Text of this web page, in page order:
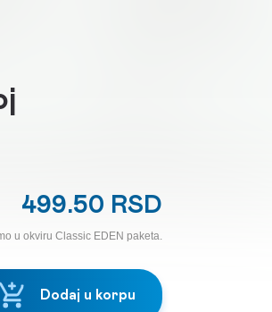
499.50 RSD
u okviru Classic EDEN paketa.
Dodaj u korpu